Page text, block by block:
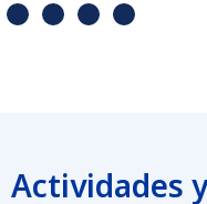
Actividades